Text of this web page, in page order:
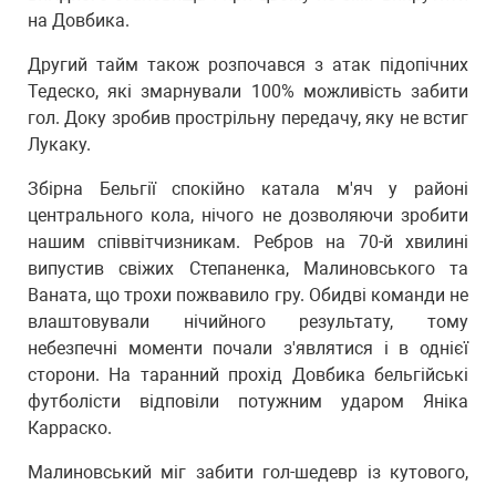
на Довбика.
Другий тайм також розпочався з атак підопічних
Тедеско, які змарнували 100% можливість забити
гол. Доку зробив прострільну передачу, яку не встиг
Лукаку.
Збірна Бельгії спокійно катала м'яч у районі
центрального кола, нічого не дозволяючи зробити
нашим співвітчизникам. Ребров на 70-й хвилині
випустив свіжих Степаненка, Малиновського та
Ваната, що трохи пожвавило гру. Обидві команди не
влаштовували нічийного результату, тому
небезпечні моменти почали з'являтися і в однієї
сторони. На таранний прохід Довбика бельгійські
футболісти відповіли потужним ударом Яніка
Карраско.
Малиновський міг забити гол-шедевр із кутового,